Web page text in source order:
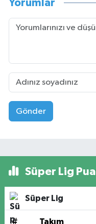
Yorumlar
Gönder
Süper Lig
Süper Lig
# Takım